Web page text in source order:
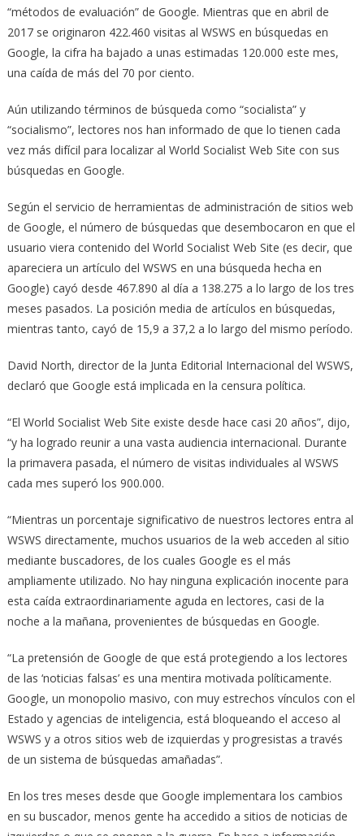
“métodos de evaluación” de Google. Mientras que en abril de
2017 se originaron 422.460 visitas al WSWS en búsquedas en
Google, la cifra ha bajado a unas estimadas 120.000 este mes,
una caída de más del 70 por ciento.
Aún utilizando términos de búsqueda como “socialista” y
“socialismo”, lectores nos han informado de que lo tienen cada
vez más difícil para localizar al World Socialist Web Site con sus
búsquedas en Google.
Según el servicio de herramientas de administración de sitios web
de Google, el número de búsquedas que desembocaron en que el
usuario viera contenido del World Socialist Web Site (es decir, que
apareciera un artículo del WSWS en una búsqueda hecha en
Google) cayó desde 467.890 al día a 138.275 a lo largo de los tres
meses pasados. La posición media de artículos en búsquedas,
mientras tanto, cayó de 15,9 a 37,2 a lo largo del mismo período.
David North, director de la Junta Editorial Internacional del WSWS,
declaró que Google está implicada en la censura política.
“El World Socialist Web Site existe desde hace casi 20 años”, dijo,
“y ha logrado reunir a una vasta audiencia internacional. Durante
la primavera pasada, el número de visitas individuales al WSWS
cada mes superó los 900.000.
“Mientras un porcentaje significativo de nuestros lectores entra al
WSWS directamente, muchos usuarios de la web acceden al sitio
mediante buscadores, de los cuales Google es el más
ampliamente utilizado. No hay ninguna explicación inocente para
esta caída extraordinariamente aguda en lectores, casi de la
noche a la mañana, provenientes de búsquedas en Google.
“La pretensión de Google de que está protegiendo a los lectores
de las ‘noticias falsas’ es una mentira motivada políticamente.
Google, un monopolio masivo, con muy estrechos vínculos con el
Estado y agencias de inteligencia, está bloqueando el acceso al
WSWS y a otros sitios web de izquierdas y progresistas a través
de un sistema de búsquedas amañadas”.
En los tres meses desde que Google implementara los cambios
en su buscador, menos gente ha accedido a sitios de noticias de